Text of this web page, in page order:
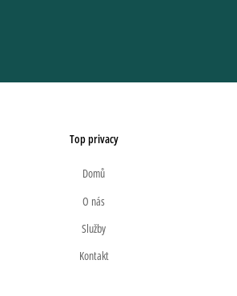
Top privacy
Domů
O nás
Služby
Kontakt